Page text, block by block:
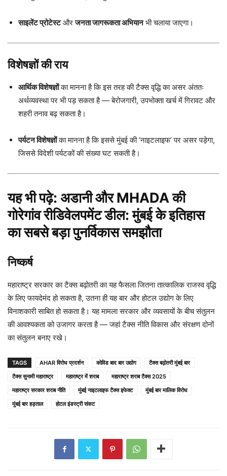
साइलेंट प्रोटेस्टऔरजनता जागरूकता अभियानभी चलाया जाएगा।
विशेषज्ञों की राय
आर्थिक विशेषज्ञोंका मानना है कि इस तरह की टैक्स वृद्धि का असर अंततः
अर्थव्यवस्था पर भी पड़ सकता है — बेरोजगारी, उपभोक्ता खर्च में गिरावट और
शहरी तनाव बढ़ सकता है।
पर्यटन विशेषज्ञोंका मानना है कि इससे मुंबई की ‘नाइटलाइफ’ पर असर पड़ेगा,
जिससे विदेशी पर्यटकों की संख्या घट सकती है।
यह भी पढ़े: अडानी और MHADA की
गोरेगांव रीडिवेलपमेंट डील: मुंबई के इतिहास
का सबसे बड़ा पुनर्विकास समझौता
निष्कर्ष
महाराष्ट्र सरकार का टैक्स बढ़ोतरी का यह फैसला जितना तात्कालिक राजस्व वृद्धि
के लिए फायदेमंद हो सकता है, उतना ही यह बार और होटल उद्योग के लिए
विनाशकारी साबित हो सकता है। यह मामला सरकार और व्यवसायों के बीच संतुलन
की आवश्यकता को उजागर करता है — जहां टैक्स नीति विकास और संरक्षण दोनों
का संतुलन बनाए रखे।
TAGS AHAR विरोध प्रदर्शन कोविड बाद बार उद्योग
टैक्स बढ़ोतरी मुंबई बार
टैक्स सुनामी महाराष्ट्र
महाराष्ट्र में शराब
महाराष्ट्र शराब टैक्स 2025
महाराष्ट्र सरकार शराब नीति
मुंबई नाइटलाइफ टैक्स इफेक्ट
मुंबई बार मालिक विरोध
मुंबई बार हड़ताल
होटल इंडस्ट्री संकट